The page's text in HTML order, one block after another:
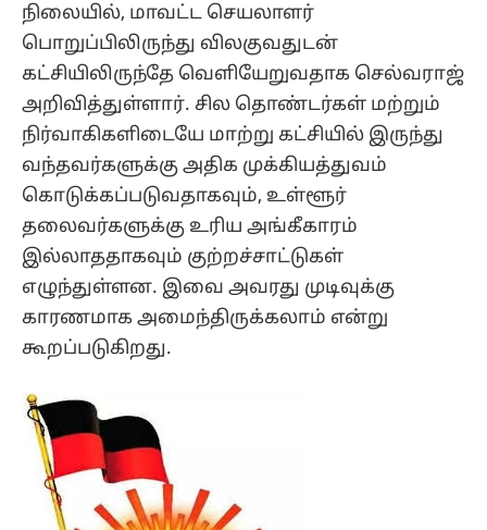
நிலையில், மாவட்ட செயலாளர்
பொறுப்பிலிருந்து விலகுவதுடன்
கட்சியிலிருந்தே வெளியேறுவதாக செல்வராஜ்
அறிவித்துள்ளார். சில தொண்டர்கள் மற்றும்
நிர்வாகிகளிடையே மாற்று கட்சியில் இருந்து
வந்தவர்களுக்கு அதிக முக்கியத்துவம்
கொடுக்கப்படுவதாகவும், உள்ளூர்
தலைவர்களுக்கு உரிய அங்கீகாரம்
இல்லாததாகவும் குற்றச்சாட்டுகள்
எழுந்துள்ளன. இவை அவரது முடிவுக்கு
காரணமாக அமைந்திருக்கலாம் என்று
கூறப்படுகிறது.